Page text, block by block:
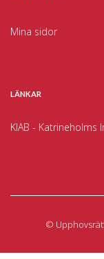
Mina sidor
LÄNKAR
KIAB - Katrineholms
©